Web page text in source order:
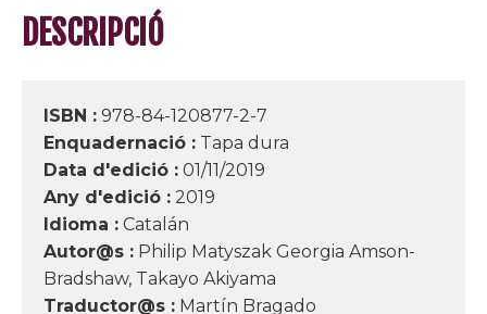
DESCRIPCIÓ
ISBN : 978-84-120877-2-7
Enquadernació : Tapa dura
Data d'edició : 01/11/2019
Any d'edició : 2019
Idioma : Catalán
Autor@s : Philip Matyszak Georgia Amson-
Bradshaw, Takayo Akiyama
Traductor@s : Martín Bragado